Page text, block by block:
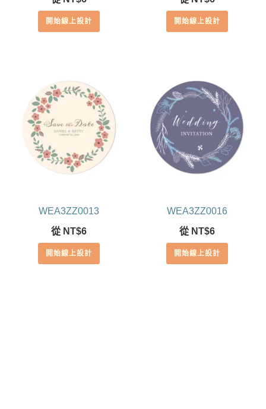
開始線上設計 開始線上設計
WEA3ZZ0013
從 NT$6
開始線上設計
WEA3ZZ0016
從 NT$6
開始線上設計